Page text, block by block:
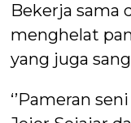
Bekerja sama
menghelat
yang juga
‘’Pameran